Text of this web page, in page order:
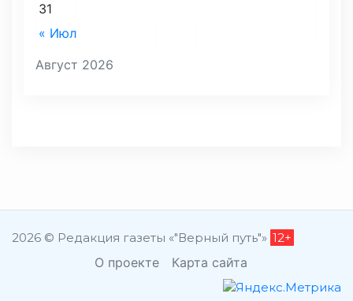
Август 2026
« Июл
31
2026 © Редакция газеты «"Верный путь"» 12+
О проекте Карта сайта